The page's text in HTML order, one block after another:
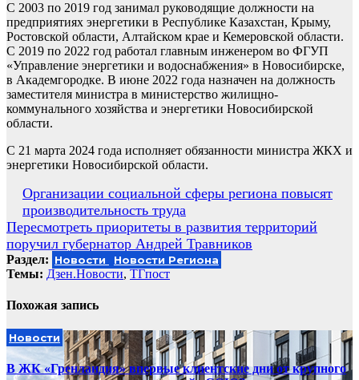
С 2003 по 2019 год занимал руководящие должности на
предприятиях энергетики в Республике Казахстан, Крыму,
Ростовской области, Алтайском крае и Кемеровской области.
С 2019 по 2022 год работал главным инженером во ФГУП
«Управление энергетики и водоснабжения» в Новосибирске,
в Академгородке. В июне 2022 года назначен на должность
заместителя министра в министерство жилищно-
коммунального хозяйства и энергетики Новосибирской
области.
С 21 марта 2024 года исполняет обязанности министра ЖКХ и
энергетики Новосибирской области.
Навигация
по
записям
Организации социальной сферы региона повысят
производительность труда
Пересмотреть приоритеты в развития территорий
поручил губернатор Андрей Травников
Раздел: Новости Новости Региона
Темы: Дзен.Новости, ТГпост
Похожая запись
Новости
В ЖК «Гренландия» впервые клиентские дни от крупного